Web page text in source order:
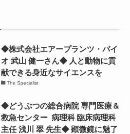
◆株式会社エアープランツ・バイ
オ 武山 健一さん◆ 人と動物に貢
献できる身近なサイエンスを
The Specialist
◆どうぶつの総合病院 専門医療＆
救急センター 病理科 臨床病理科
主任 浅川 翠 先生◆ 顕微鏡に魅了